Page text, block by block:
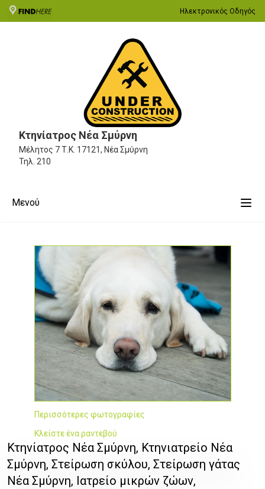
Ηλεκτρονικός Οδηγός
Κτηνίατρος Νέα Σμύρνη
Μέλητος 7Τ.Κ. 17121, Νέα Σμύρνη
Τηλ. 210
Μενού
Περισσότερες φωτογραφίες
Κλείστε ένα ραντεβού
Κτηνίατρος Νέα Σμύρνη, Κτηνιατρείο Νέα
Σμύρνη, Στείρωση σκύλου, Στείρωση γάτας
Νέα Σμύρνη, Ιατρείο μικρών ζώων,